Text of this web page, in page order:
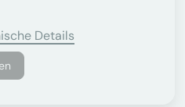
Details